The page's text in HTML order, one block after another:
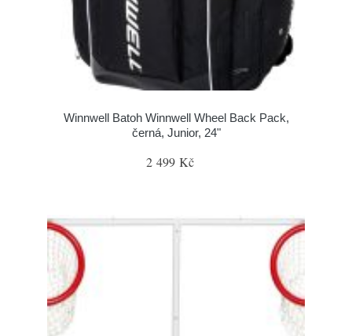
Winnwell Batoh Winnwell Wheel Back Pack,
černá, Junior, 24"
2 499 Kč